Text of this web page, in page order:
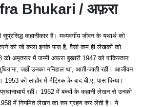
Bhukari / अफ़रा
कहानीकार हैं। मध्यवर्गीय जीवन के यथार्थ को
की जो कला इनके पास है, वैसी कम ही लेखकों को
को अमृतसर में जन्मी अफ़रा बुख़ारी 1947 को पाकिस्तान
जहाँ उनका ननिहाल था, आती-जाती रहीं। आजीवन
1953 को लाहौर में मैट्रिक के बाद बी.ए. पास किया।
रहीं। 1952 में बच्चों के कहानी लेखन से उनकी
में नियमित लेखन का रूप ग्रहण कर लेती है। ये